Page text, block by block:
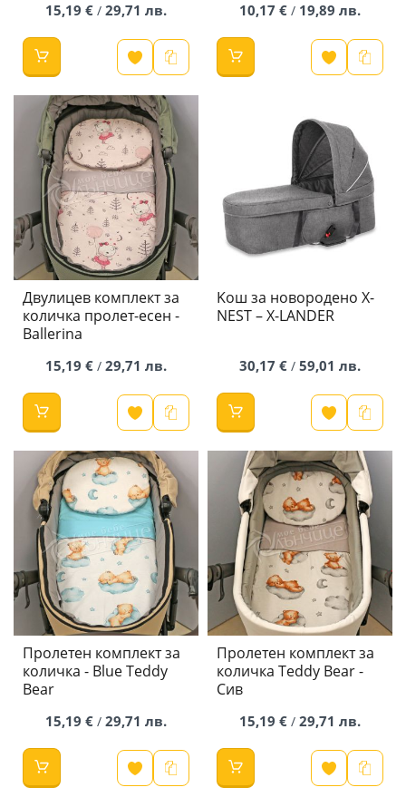
15,19 € / 29,71 лв. 10,17 € / 19,89 лв.
Двулицев комплект за
количка пролет-есен -
Ballerina
15,19 € / 29,71 лв.
Kош за новородено X-
NEST – X-LANDER
30,17 € / 59,01 лв.
Пролетен комплект за
количка - Blue Teddy
Bear
15,19 € / 29,71 лв.
Пролетен комплект за
количка Teddy Bear -
Сив
15,19 € / 29,71 лв.